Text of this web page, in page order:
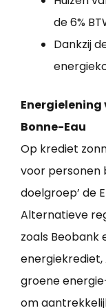
de 6%
Dankzij
Energielening
Bonne-Eau
Op krediet
voor personen
doelgroep’ de
Alternatieve
zoals Beobank
energiekrediet,
groene
om